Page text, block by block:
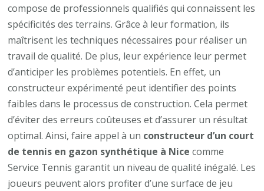
compose de professionnels qualifiés qui connaissent les
spécificités des terrains. Grâce à leur formation, ils
maîtrisent les techniques nécessaires pour réaliser un
travail de qualité. De plus, leur expérience leur permet
d’anticiper les problèmes potentiels. En effet, un
constructeur expérimenté peut identifier des points
faibles dans le processus de construction. Cela permet
d’éviter des erreurs coûteuses et d’assurer un résultat
optimal. Ainsi, faire appel à un constructeur d’un court
de tennis en gazon synthétique à Nice comme
Service Tennis garantit un niveau de qualité inégalé. Les
joueurs peuvent alors profiter d’une surface de jeu